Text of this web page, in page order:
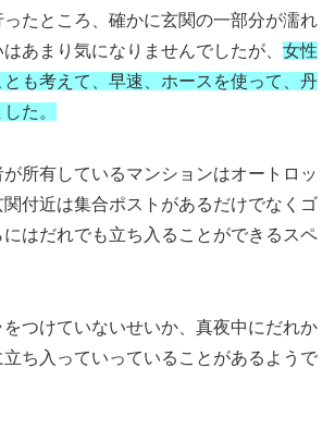
たところ、確かに玄関の一部分が濡れ
あまり気になりませんでしたが、 女性
とも考えて、早速、ホースを使って、丹
た。
所有しているマンションはオートロッ
付近は集合ポストがあるだけでなくゴ
にはだれでも立ち入ることができるスペ
つけていないせいか、真夜中にだれか
ち入っていっていることがあるようで